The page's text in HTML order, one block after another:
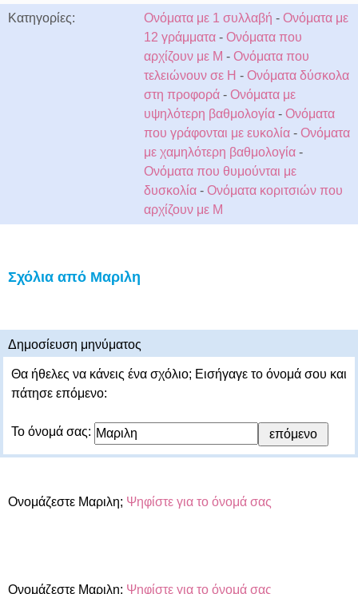
Κατηγορίες: Ονόματα με 1 συλλαβή - Ονόματα με
12 γράμματα - Ονόματα που
αρχίζουν με Μ - Ονόματα που
τελειώνουν σε Η - Ονόματα δύσκολα
στη προφορά - Ονόματα με
υψηλότερη βαθμολογία - Ονόματα
που γράφονται με ευκολία - Ονόματα
με χαμηλότερη βαθμολογία -
Ονόματα που θυμούνται με
δυσκολία - Ονόματα κοριτσιών που
αρχίζουν με Μ
Σχόλια από Μαριλη
Δημοσίευση μηνύματος
Θα ήθελες να κάνεις ένα σχόλιο; Εισήγαγε το όνομά σου και
πάτησε επόμενο:
Το όνομά σας:
Ονομάζεστε Μαριλη; Ψηφίστε για το όνομά σας
Ονομάζεστε Μαριλη; Ψηφίστε για το όνομά σας